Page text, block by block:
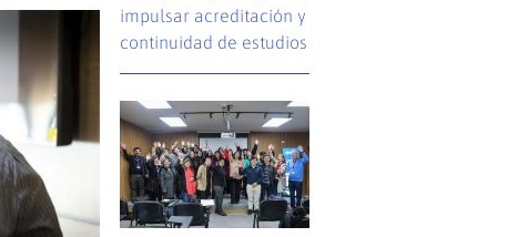
impulsar acreditación y
continuidad de estudios